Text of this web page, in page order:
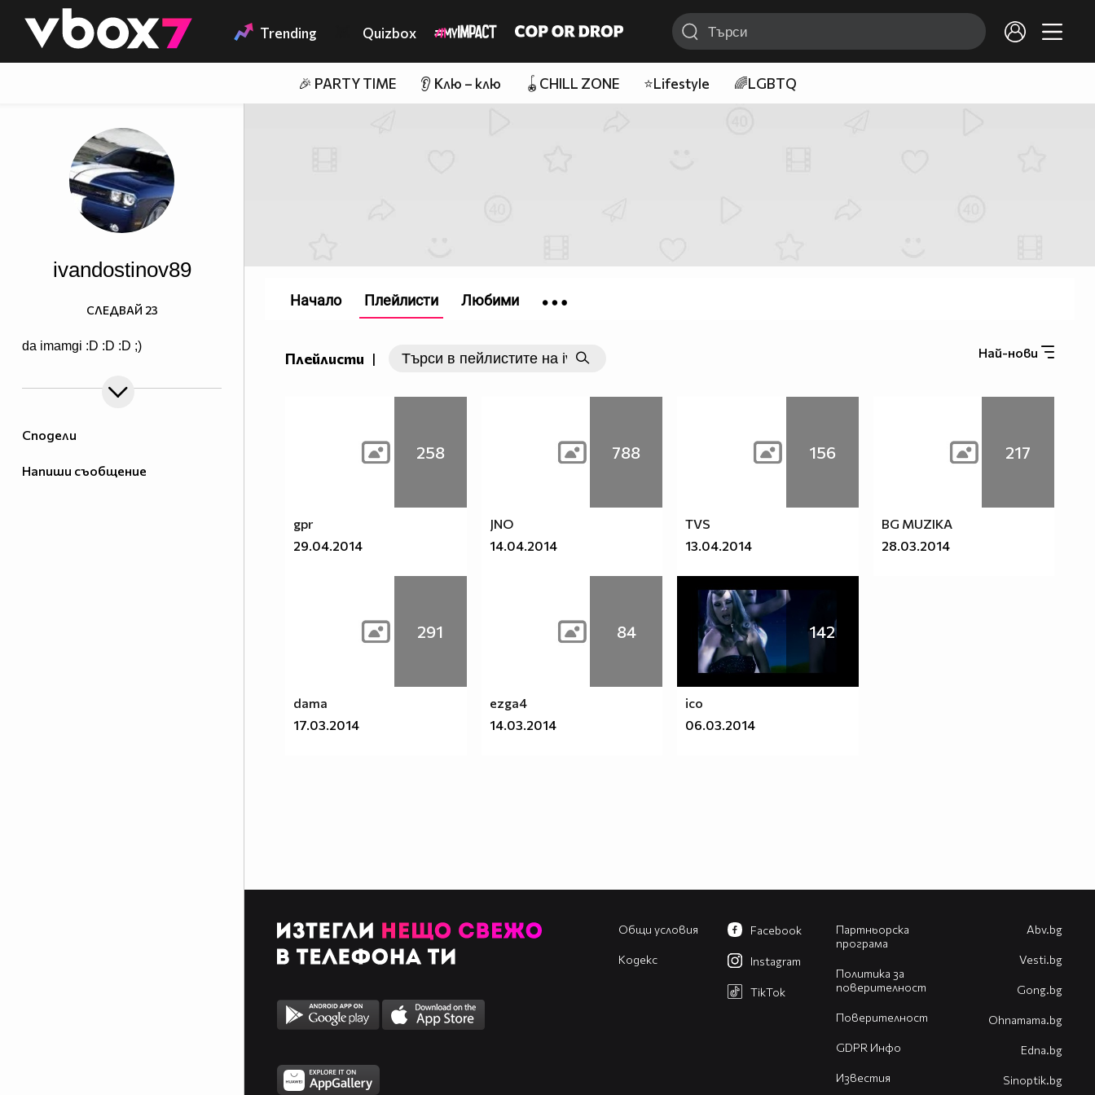
👾 Trending Quizbox
🎉 PARTY TIME 👂 Клю – клю 🪀CHILL ZONE ⭐Lifestyle 🌈LGBTQ
Сподели
Напиши съобщение
ivandostinov89
da imamgi :D :D :D ;)
СЛЕДВАЙ 23
Плейлисти | Най-нови
258
gpr
29.04.2014
788
JNO
14.04.2014
156
TVS
13.04.2014
217
BG MUZIKA
28.03.2014
291
dama
17.03.2014
84
ezga4
14.03.2014
142
ico
06.03.2014
Начало Плейлисти Любими
Общи условия
Кодекс
Партньорска
програма
Политика за
поверителност
Поверителност
GDPR Инфо
Известия
Facebook
Instagram
TikTok
Abv.bg
Vesti.bg
Gong.bg
Оhnamama.bg
Edna.bg
Sinoptik.bg